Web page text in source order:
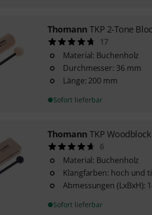
Thomann TKP 2-Tone
17
Material: Buchenholz
Durchmesser: 36 mm
Länge: 200 mm
Sofort lieferbar
Thomann TKP
6
Material: Buchenholz
Klangfarben: hoch und
Abmessungen (LxBxH):
Sofort lieferbar